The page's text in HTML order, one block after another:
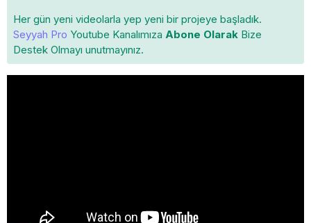
Her gün yeni videolarla yep yeni bir projeye başladık.
Seyyah Pro Youtube Kanalımıza Abone Olarak Bize
Destek Olmayı unutmayınız.